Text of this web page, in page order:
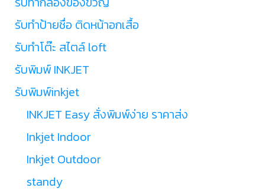
รับทำป้ายชื่อ ติดหน้าอกเสื้อ
รับทำโต๊ะ สไตล์ loft
รับพิมพ์ INKJET
รับพิมพ์inkjet
INKJET Easy สั่งพิมพ์ง่าย ราคาส่ง
Inkjet Indoor
Inkjet Outdoor
standy